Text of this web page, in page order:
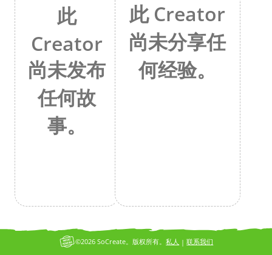
此
Creator
尚未发布
任何故
事。
此 Creator
尚未分享任
何经验。
私人 |联系我们
©2026 SoCreate。版权所有。